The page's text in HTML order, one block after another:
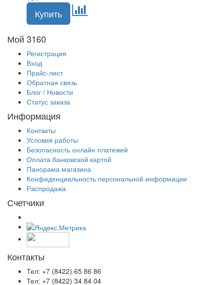
Мой 3160
Регистрация
Вход
Прайс-лист
Обратная связь
Блог / Новости
Статус заказа
Информация
Контакты
Условия работы
Безопасность онлайн платежей
Оплата банковской картой
Панорама магазина
Конфиденциальность персональной информации
Распродажа
Счетчики
Контакты
Тел: +7 (8422) 65 86 86
Тел: +7 (8422) 34 84 04